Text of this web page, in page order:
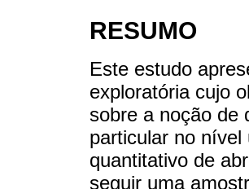
RESUMO
Este estudo
exploratória cujo
sobre a noção de
particular no
quantitativo de
seguir uma